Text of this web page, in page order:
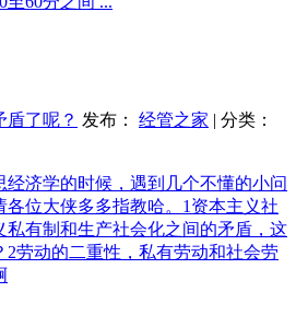
盾了呢？ 发布： 经管之家 | 分类：
济学的时候，遇到几个不懂的小问
位大侠多多指教哈。1资本主义社
私有制和生产社会化之间的矛盾，这
2劳动的二重性，私有劳动和社会劳